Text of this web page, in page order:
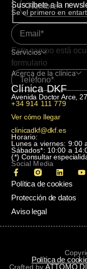
Clínica DKF
Avenida Doctor Arce,
+34 914 111 779
Ver cómo llegar
clinicadkf@dkf.es
Horario:
Lunes a viernes: 9:00
Sábados*: 10:00 a
(*) Consultar
Social Media
Suscribete a la
Se el primero en
Este campo está
formulario
Servicios
Acerca de la clínica
Política de cookies
Protección de datos
Aviso legal
Política de
Crafted byATTOMO